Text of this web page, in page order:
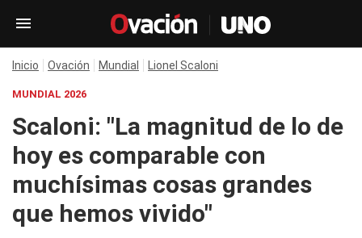
Inicio Ovación Mundial Lionel Scaloni
MUNDIAL 2026
Scaloni: "La magnitud de lo de
hoy es comparable con
muchísimas cosas grandes
que hemos vivido"